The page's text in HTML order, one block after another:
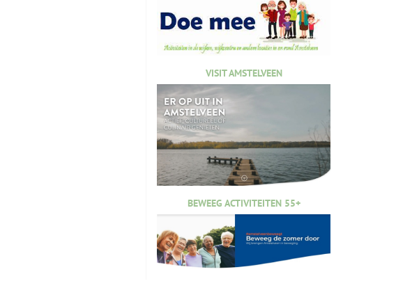
VISIT AMSTELVEEN
BEWEEG ACTIVITEITEN 55+